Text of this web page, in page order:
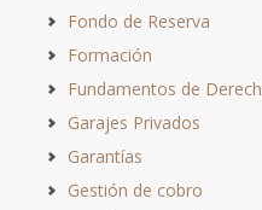
Fondo de Reserva
Formación
Fundamentos de
Garajes Privados
Garantías
Gestión de cobro